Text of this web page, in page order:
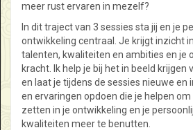
meer rust ervaren in mezelf?
In dit traject van 3 sessies sta jij en je
ontwikkeling centraal. Je krijgt inzicht
talenten, kwaliteiten en ambities en je
kracht. Ik help je bij het in beeld krijgen
en laat je tijdens de sessies nieuwe en
en ervaringen opdoen die je helpen
zetten in je ontwikkeling en je
kwaliteiten meer te benutten.